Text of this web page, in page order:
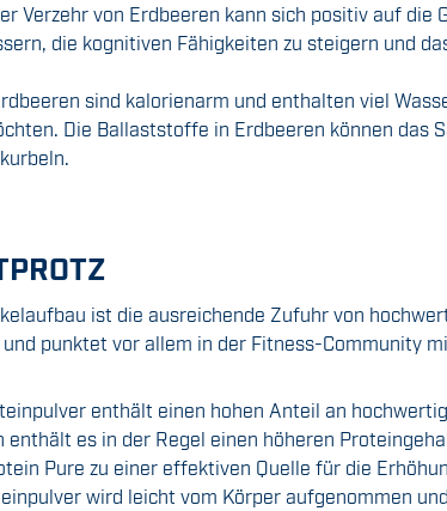
Verzehr von Erdbeeren kann sich positiv auf
die kognitiven Fähigkeiten zu steigern und
sind kalorienarm und enthalten viel
Die Ballaststoffe in Erdbeeren können
ist die ausreichende Zufuhr von
punktet vor allem in der Fitness-Community
enthält einen hohen Anteil an
es in der Regel einen höheren
Pure zu einer effektiven Quelle für die
wird leicht vom Körper aufgenommen